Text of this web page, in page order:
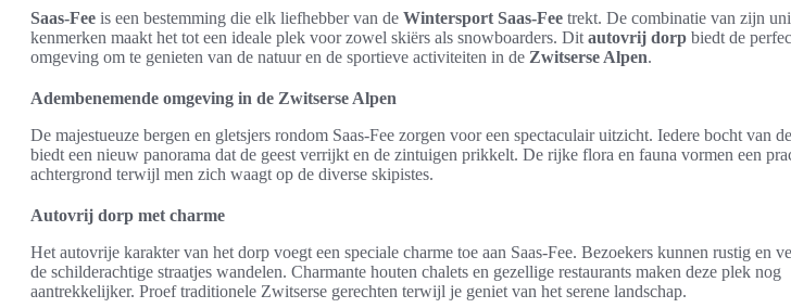
Saas-Fee is een bestemming die elk liefhebber van de Wintersport Saas-Fee trekt. De combinatie van zijn
kenmerken maakt het tot een ideale plek voor zowel skiërs als snowboarders. Dit autovrij dorp biedt de
omgeving om te genieten van de natuur en de sportieve activiteiten in de Zwitserse Alpen.
Adembenemende omgeving in de Zwitserse Alpen
De majestueuze bergen en gletsjers rondom Saas-Fee zorgen voor een spectaculair uitzicht. Iedere bocht van
biedt een nieuw panorama dat de geest verrijkt en de zintuigen prikkelt. De rijke flora en fauna vormen een
achtergrond terwijl men zich waagt op de diverse skipistes.
Autovrij dorp met charme
Het autovrije karakter van het dorp voegt een speciale charme toe aan Saas-Fee. Bezoekers kunnen rustig en
de schilderachtige straatjes wandelen. Charmante houten chalets en gezellige restaurants maken deze plek nog
aantrekkelijker. Proef traditionele Zwitserse gerechten terwijl je geniet van het serene landschap.